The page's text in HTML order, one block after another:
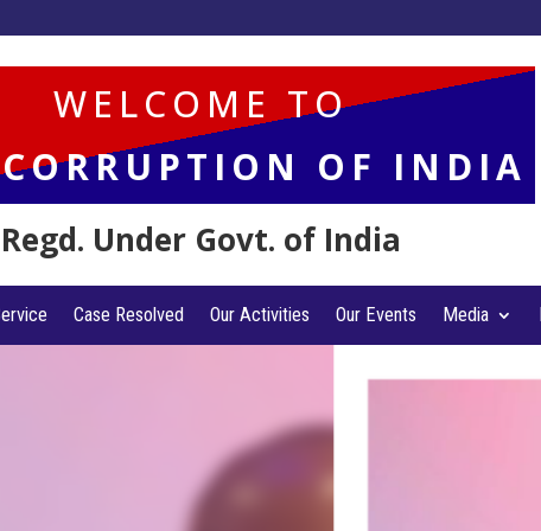
WELCOME TO
OF INDIA
Regd. Under Govt. of India
Case Resolved Our Activities Our Events Media